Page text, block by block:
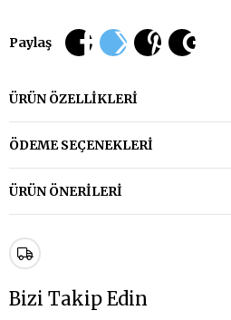
Paylaş
ÜRÜN ÖZELLIKLERI
ÖDEME SEÇENEKLERI
ÜRÜN ÖNERILERI
Bizi Takip Edin